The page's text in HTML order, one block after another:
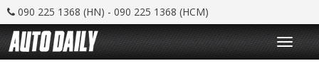
090 225 1368 (HN) - 090 225 1368 (HCM)
T
o
g